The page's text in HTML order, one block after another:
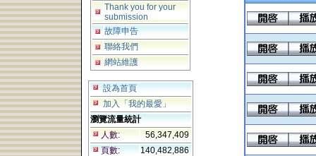
Thank you for your
submission
故障申告
聯絡我們
網站維護
設為首頁
加入「我的最愛」
瀏覽流量統計
人數:
56,347,409
頁數:
140,482,886